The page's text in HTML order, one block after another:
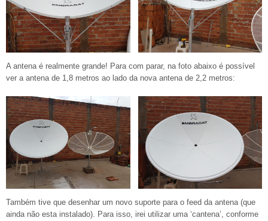
A antena é realmente grande! Para com parar, na foto abaixo é possível
ver a antena de 1,8 metros ao lado da nova antena de 2,2 metros:
Também tive que desenhar um novo suporte para o feed da antena (que
ainda não esta instalado). Para isso, irei utilizar uma ‘cantena’, conforme